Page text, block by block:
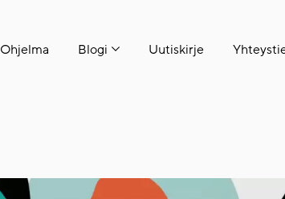
Ohjelma Blogi Uutiskirje